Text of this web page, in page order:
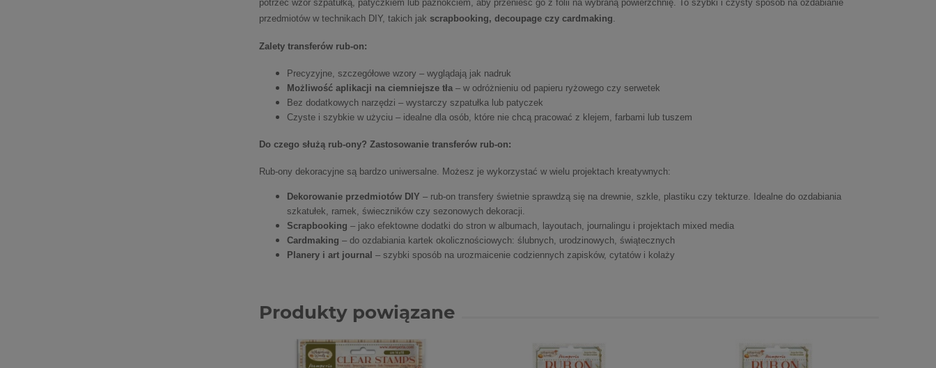
potrzeć wzór szpatułką, patyczkiem lub paznokciem, aby przenieść go z folii na wybraną powierzchnię. To szybki i czysty sposób na ozdabianie
przedmiotów w technikach DIY, takich jak scrapbooking, decoupage czy cardmaking
Zalety transferów rub-on:
Precyzyjne, szczegółowe wzory – wyglądają jak nadruk
Możliwość aplikacji na ciemniejsze tła – w odróżnieniu od papieru ryżowego czy serwetek
Bez dodatkowych narzędzi – wystarczy szpatułka lub patyczek
Czyste i szybkie w użyciu – idealne dla osób, które nie chcą pracować z klejem, farbami lub tuszem
Do czego służą rub-ony? Zastosowanie transferów rub-on:
Rub-ony dekoracyjne są bardzo uniwersalne. Możesz je wykorzystać w wielu projektach kreatywnych:
Dekorowanie przedmiotów DIY – rub-on transfery świetnie sprawdzą się na drewnie, szkle, plastiku czy tekturze. Idealne do ozdabiania
szkatułek, ramek, świeczników czy sezonowych dekoracji.
Scrapbooking – jako efektowne dodatki do stron w albumach, layoutach, journalingu i projektach mixed media
Cardmaking – do ozdabiania kartek okolicznościowych: ślubnych, urodzinowych, świątecznych
Planery i art journal – szybki sposób na urozmaicenie codziennych zapisków, cytatów i kolaży
Produkty powiązane